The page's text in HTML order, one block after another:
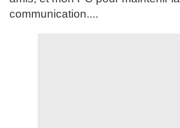
communication....